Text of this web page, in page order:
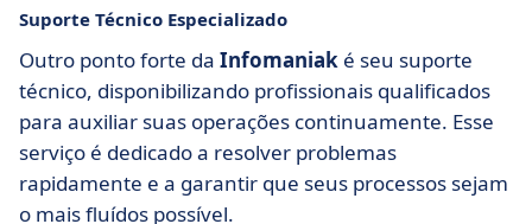
Suporte Técnico Especializado
Outro ponto forte da Infomaniak é seu suporte
técnico, disponibilizando profissionais qualificados
para auxiliar suas operações continuamente. Esse
serviço é dedicado a resolver problemas
rapidamente e a garantir que seus processos sejam
o mais fluídos possível.